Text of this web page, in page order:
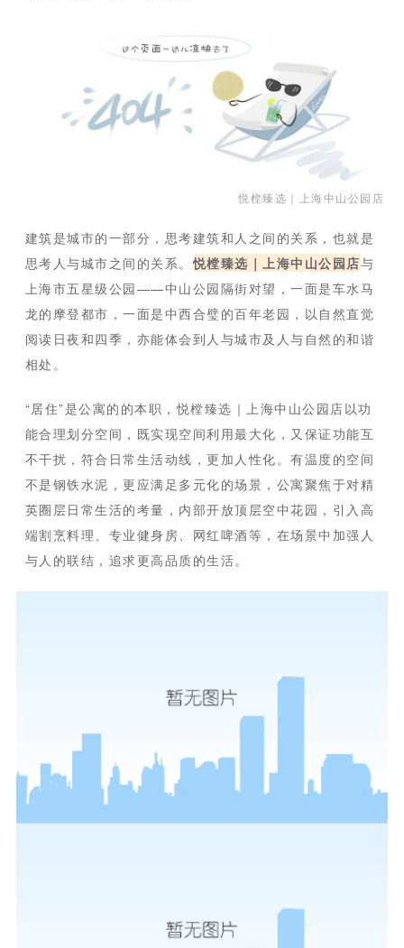
悦樘臻选｜上海中山公园店
建筑是城市的一部分，思考建筑和人之间的关系，也就是
思考人与城市之间的关系。悦樘臻选｜上海中山公园店与
上海市五星级公园——中山公园隔街对望，一面是车水马
龙的摩登都市，一面是中西合璧的百年老园，以自然直觉
阅读日夜和四季，亦能体会到人与城市及人与自然的和谐
相处。
“居住”是公寓的的本职，悦樘臻选｜上海中山公园店以功
能合理划分空间，既实现空间利用最大化，又保证功能互
不干扰，符合日常生活动线，更加人性化。有温度的空间
不是钢铁水泥，更应满足多元化的场景，公寓聚焦于对精
英圈层日常生活的考量，内部开放顶层空中花园，引入高
端割烹料理、专业健身房、网红啤酒等，在场景中加强人
与人的联结，追求更高品质的生活。